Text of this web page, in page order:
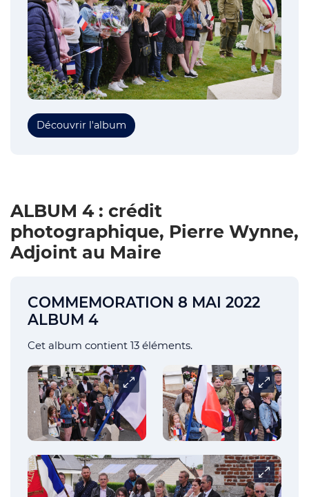
Découvrir l'album
ALBUM 4 : crédit
photographique, Pierre Wynne,
Adjoint au Maire
COMMEMORATION 8 MAI 2022
ALBUM 4
Cet album contient 13 éléments.
Carrousel Carrousel
Carrousel